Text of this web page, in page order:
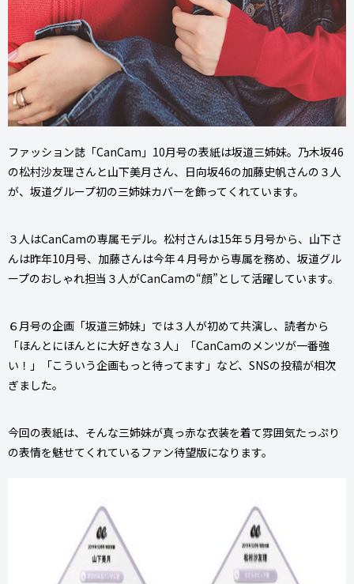
ファッション誌「CanCam」10月号の表紙は坂道三姉妹。乃木坂46
の松村沙友理さんと山下美月さん、日向坂46の加藤史帆さんの３人
が、坂道グループ初の三姉妹カバーを飾ってくれています。
３人はCanCamの専属モデル。松村さんは15年５月号から、山下さ
んは昨年10月号、加藤さんは今年４月号から専属を務め、坂道グル
ープのおしゃれ担当３人がCanCamの“顔”として活躍しています。
６月号の企画「坂道三姉妹」では３人が初めて共演し、読者から
「ほんとにほんとに大好きな３人」「CanCamのメンツが一番強
い！」「こういう企画もっと待ってます」など、SNSの投稿が相次
ぎました。
今回の表紙は、そんな三姉妹が真っ赤な衣装を着て雰囲気たっぷり
の表情を魅せてくれているファン待望版になります。